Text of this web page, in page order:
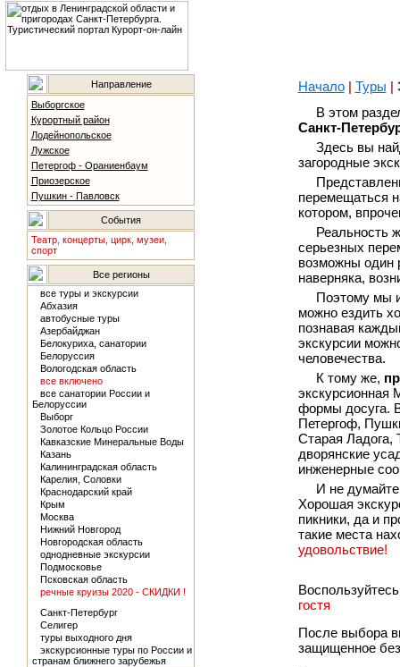
Направление
Выборгское
Курортный район
Лодейнопольское
Лужское
Петергоф - Ораниенбаум
Приозерское
Пушкин - Павловск
События
Театр, концерты, цирк, музеи,
спорт
Все регионы
все туры и экскурсии
Абхазия
автобусные туры
Азербайджан
Белокуриха, санатории
Белоруссия
Вологодская область
все включено
все санатории России и
Белоруссии
Выборг
Золотое Кольцо России
Кавказские Минеральные Воды
Казань
Калининградская область
Карелия, Соловки
Краснодарский край
Крым
Москва
Нижний Новгород
Новгородская область
однодневные экскурсии
Подмосковье
Псковская область
речные круизы 2020 - СКИДКИ !
Санкт-Петербург
Селигер
туры выходного дня
экскурсионные туры по России и
странам ближнего зарубежья
Начало| Туры |
В этом
Санкт-
Здесь вы
загородные
перемещаться
котором,
Реальность
серьезных
возможны один
наверняка,
Поэтому мы
можно ездить
познавая
экскурсии
человечества.
К тому же,
экскурсионная
формы досуга.
Петергоф,
Старая Ладога,
дворянские
инженерные
И не
Хорошая
пикники, да и
такие места
удовольствие!
гостя
После выбора
защищенное